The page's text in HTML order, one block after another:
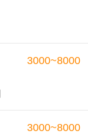
3000~8000
3000~8000